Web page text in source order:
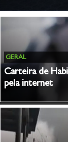
GERAL
Carteira de
pela internet